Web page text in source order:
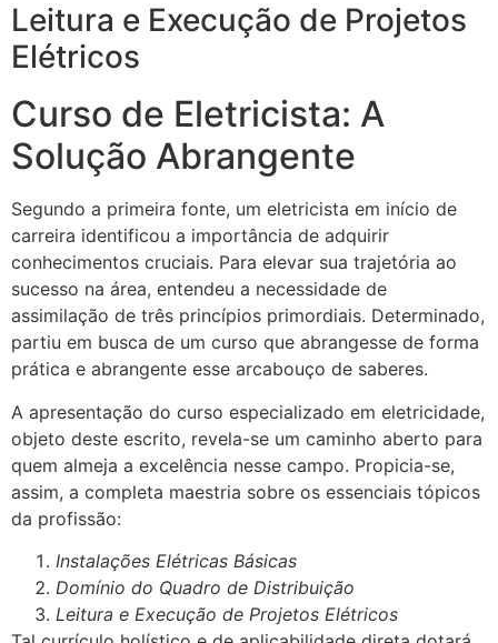
Leitura e Execução de Projetos
Elétricos
Curso de Eletricista: A
Solução Abrangente
Segundo a primeira fonte, um eletricista em início de
carreira identificou a importância de adquirir
conhecimentos cruciais. Para elevar sua trajetória ao
sucesso na área, entendeu a necessidade de
assimilação de três princípios primordiais. Determinado,
partiu em busca de um curso que abrangesse de forma
prática e abrangente esse arcabouço de saberes.
A apresentação do curso especializado em eletricidade,
objeto deste escrito, revela-se um caminho aberto para
quem almeja a excelência nesse campo. Propicia-se,
assim, a completa maestria sobre os essenciais tópicos
da profissão:
Instalações Elétricas Básicas
Domínio do Quadro de Distribuição
Leitura e Execução de Projetos Elétricos